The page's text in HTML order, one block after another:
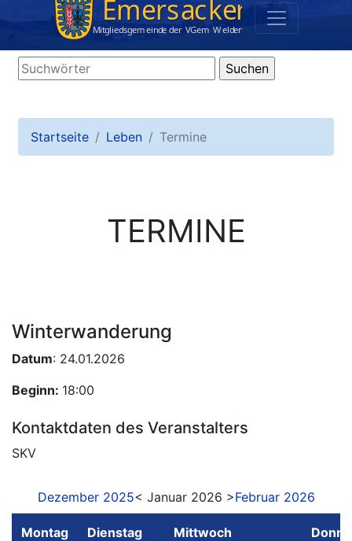
Startseite Leben Termine
TERMINE
Winterwanderung
Datum: 24.01.2026
Beginn: 18:00
Kontaktdaten des Veranstalters
SKV
Dezember 2025< Januar 2026 >Februar 2026
Montag Dienstag Mittwoch